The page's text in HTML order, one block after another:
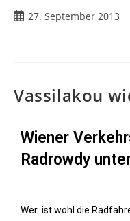
27. September 2013
Vassilakou
Wiener
Radrowdy
Wer ist wohl die